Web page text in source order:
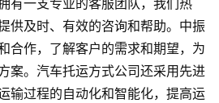
有一支专业的客服团队，我们热
供及时、有效的咨询和帮助。中振
合作，了解客户的需求和期望，为
案。汽车托运方式公司还采用先进
输过程的自动化和智能化，提高运